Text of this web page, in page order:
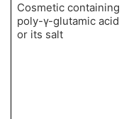
Cosmetic containing
poly-γ-glutamic acid
or its salt